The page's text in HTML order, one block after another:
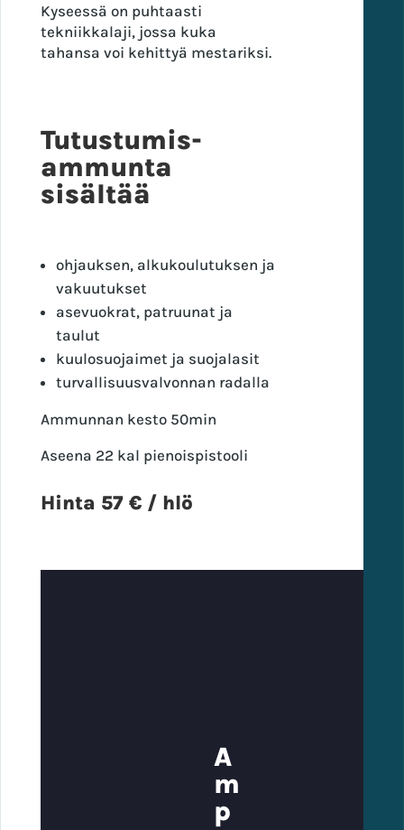
Kyseessä on puhtaasti
tekniikkalaji, jossa kuka
tahansa voi kehittyä mestariksi.
Tutustumis­
ammunta
sisältää
ohjauksen, alkukoulutuksen ja
vakuutukset
asevuokrat, patruunat ja
taulut
kuulosuojaimet ja suojalasit
turvallisuusvalvonnan radalla
Ammunnan kesto 50min
Aseena 22 kal pienoispistooli
Hinta 57 € / hlö
A
m
p